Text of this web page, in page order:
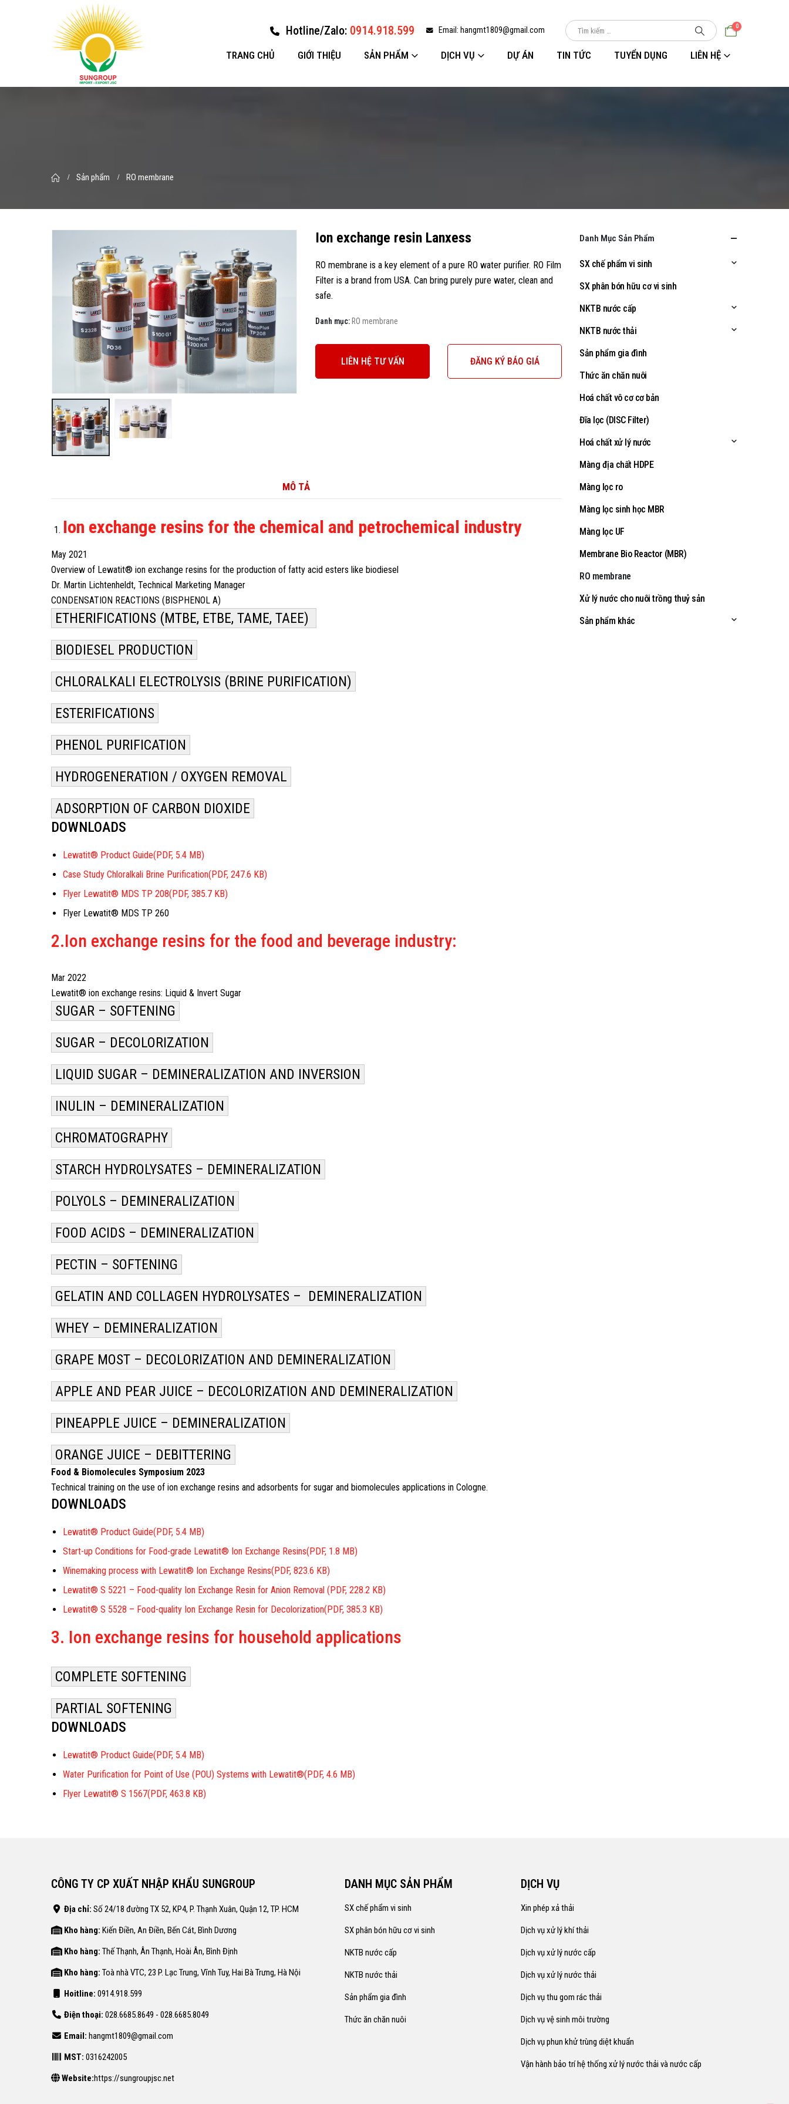
Hotline/Zalo: 0914.918.599 Email: hangmt1809@gmail.com 0
TRANG CHỦ GIỚI THIỆU SẢN PHẨM DỊCH VỤ DỰ ÁN TIN TỨC TUYỂN DỤNG LIÊN HỆ
Sản phẩm RO membrane
Ion exchange resin Lanxess
RO membrane is a key element of a pure RO water purifier. RO Film
Filter is a brand from USA. Can bring purely pure water, clean and
safe.
Danh mục: RO membrane
LIÊN HỆ TƯ VẤN ĐĂNG KÝ BÁO GIÁ
MÔ TẢ
Ion exchange resins for the chemical and petrochemical industry
May 2021
Overview of Lewatit® ion exchange resins for the production of fatty acid esters like biodiesel
Dr. Martin Lichtenheldt, Technical Marketing Manager
CONDENSATION REACTIONS (BISPHENOL A)
ETHERIFICATIONS (MTBE, ETBE, TAME, TAEE)
BIODIESEL PRODUCTION
CHLORALKALI ELECTROLYSIS (BRINE PURIFICATION)
ESTERIFICATIONS
PHENOL PURIFICATION
HYDROGENERATION / OXYGEN REMOVAL
ADSORPTION OF CARBON DIOXIDE
DOWNLOADS
Lewatit® Product Guide(PDF, 5.4 MB)
Case Study Chloralkali Brine Purification(PDF, 247.6 KB)
Flyer Lewatit® MDS TP 208(PDF, 385.7 KB)
Flyer Lewatit® MDS TP 260
2.Ion exchange resins for the food and beverage industry:
Mar 2022
Lewatit® ion exchange resins: Liquid & Invert Sugar
SUGAR – SOFTENING
SUGAR – DECOLORIZATION
LIQUID SUGAR – DEMINERALIZATION AND INVERSION
INULIN – DEMINERALIZATION
CHROMATOGRAPHY
STARCH HYDROLYSATES – DEMINERALIZATION
POLYOLS – DEMINERALIZATION
FOOD ACIDS – DEMINERALIZATION
PECTIN – SOFTENING
GELATIN AND COLLAGEN HYDROLYSATES – DEMINERALIZATION
WHEY – DEMINERALIZATION
GRAPE MOST – DECOLORIZATION AND DEMINERALIZATION
APPLE AND PEAR JUICE – DECOLORIZATION AND DEMINERALIZATION
PINEAPPLE JUICE – DEMINERALIZATION
ORANGE JUICE – DEBITTERING
Food & Biomolecules Symposium 2023
Technical training on the use of ion exchange resins and adsorbents for sugar and biomolecules applications in Cologne.
DOWNLOADS
Lewatit® Product Guide(PDF, 5.4 MB)
Start-up Conditions for Food-grade Lewatit® Ion Exchange Resins(PDF, 1.8 MB)
Winemaking process with Lewatit® Ion Exchange Resins(PDF, 823.6 KB)
Lewatit® S 5221 – Food-quality Ion Exchange Resin for Anion Removal (PDF, 228.2 KB)
Lewatit® S 5528 – Food-quality Ion Exchange Resin for Decolorization(PDF, 385.3 KB)
3. Ion exchange resins for household applications
COMPLETE SOFTENING
PARTIAL SOFTENING
DOWNLOADS
Lewatit® Product Guide(PDF, 5.4 MB)
Water Purification for Point of Use (POU) Systems with Lewatit®(PDF, 4.6 MB)
Flyer Lewatit® S 1567(PDF, 463.8 KB)
Danh Mục Sản Phẩm
SX chế phẩm vi sinh
SX phân bón hữu cơ vi sinh
NKTB nước cấp
NKTB nước thải
Sản phẩm gia đình
Thức ăn chăn nuôi
Hoá chất vô cơ cơ bản
Đĩa lọc (DISC Filter)
Hoá chất xử lý nước
Màng địa chất HDPE
Màng lọc ro
Màng lọc sinh học MBR
Màng lọc UF
Membrane Bio Reactor (MBR)
RO membrane
Xử lý nước cho nuôi trồng thuỷ sản
Sản phẩm khác
CÔNG TY CP XUẤT NHẬP KHẨU SUNGROUP
Địa chỉ: Số 24/18 đường TX 52, KP4, P. Thạnh Xuân, Quận 12, TP. HCM
Kho hàng: Kiến Điền, An Điền, Bến Cát, Bình Dương
Kho hàng: Thế Thạnh, Ân Thạnh, Hoài Ân, Bình Định
Kho hàng: Toà nhà VTC, 23 P. Lạc Trung, Vĩnh Tuy, Hai Bà Trưng, Hà Nội
Hoitline: 0914.918.599
Điện thoại: 028.6685.8649 - 028.6685.8049
Email: hangmt1809@gmail.com
MST: 0316242005
Website:https://sungroupjsc.net
DANH MỤC SẢN PHẨM
SX chế phẩm vi sinh
SX phân bón hữu cơ vi sinh
NKTB nước cấp
NKTB nước thải
Sản phẩm gia đình
Thức ăn chăn nuôi
DỊCH VỤ
Xin phép xả thải
Dịch vụ xử lý khí thải
Dịch vụ xử lý nước cấp
Dịch vụ xử lý nước thải
Dịch vụ thu gom rác thải
Dịch vụ vệ sinh môi trường
Dịch vụ phun khử trùng diệt khuẩn
Vận hành bảo trí hệ thống xử lý nước thải và nước cấp